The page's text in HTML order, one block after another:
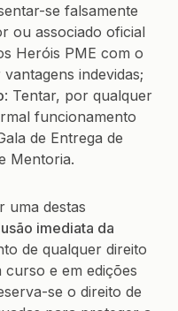
se falsamente
ou associado oficial
Heróis PME com o
indevidas;
: Tentar, por qualquer
funcionamento
de Entrega de
Mentoria.
uma destas
imediata da
de qualquer direito
e em edições
se o direito de